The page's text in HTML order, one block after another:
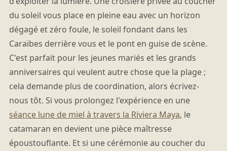
du soleil vous place en pleine eau avec un horizon
dégagé et zéro foule, le soleil fondant dans les
Caraïbes derrière vous et le pont en guise de scène.
C'est parfait pour les jeunes mariés et les grands
anniversaires qui veulent autre chose que la plage ;
cela demande plus de coordination, alors écrivez-
nous tôt. Si vous prolongez l'expérience en une
séance lune de miel à travers la Riviera Maya, le
catamaran en devient une pièce maîtresse
époustouflante. Et si une cérémonie au coucher du